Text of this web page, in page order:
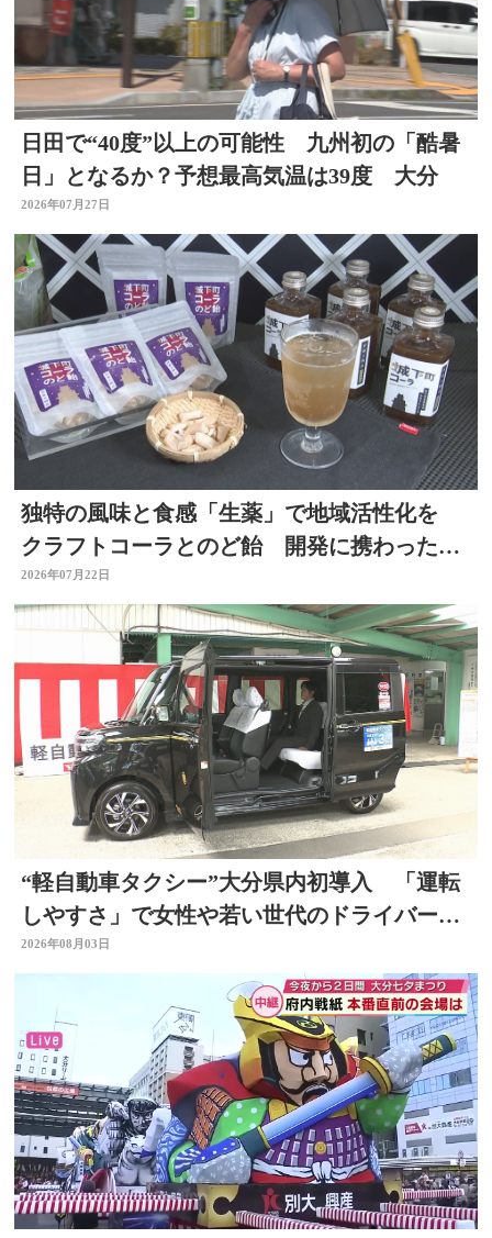
日田で“40度”以上の可能性 九州初の「酷暑
日」となるか？予想最高気温は39度 大分
2026年07月27日
独特の風味と食感「生薬」で地域活性化を
クラフトコーラとのど飴 開発に携わった薬
剤師の思いは 大分
2026年07月22日
“軽自動車タクシー”大分県内初導入 「運転
しやすさ」で女性や若い世代のドライバー確
保へ
2026年08月03日